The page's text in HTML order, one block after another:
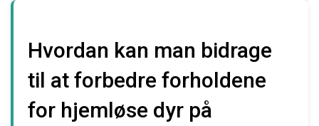
Hvordan kan man bidrage
til at forbedre forholdene
for hjemløse dyr på